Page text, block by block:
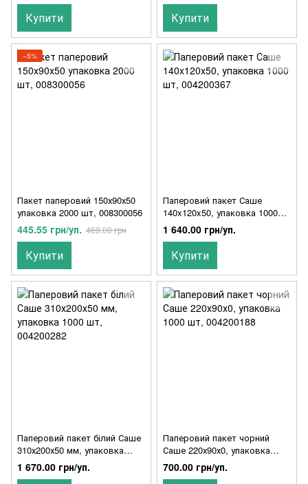
Купити Купити
−5%
Пакет паперовий 150х90х50
упаковка 2000 шт, 008300056
445.55 грн/уп. 469.00 грн
Купити
Паперовий пакет Саше
140x120x50, упаковка 1000
шт, 004200367
1 640.00 грн/уп.
Купити
Паперовий пакет білий Саше
310х200х50 мм, упаковка
1000 шт, 004200282
1 670.00 грн/уп.
Паперовий пакет чорний
Саше 220х90х0, упаковка
1000 шт, 004200188
700.00 грн/уп.